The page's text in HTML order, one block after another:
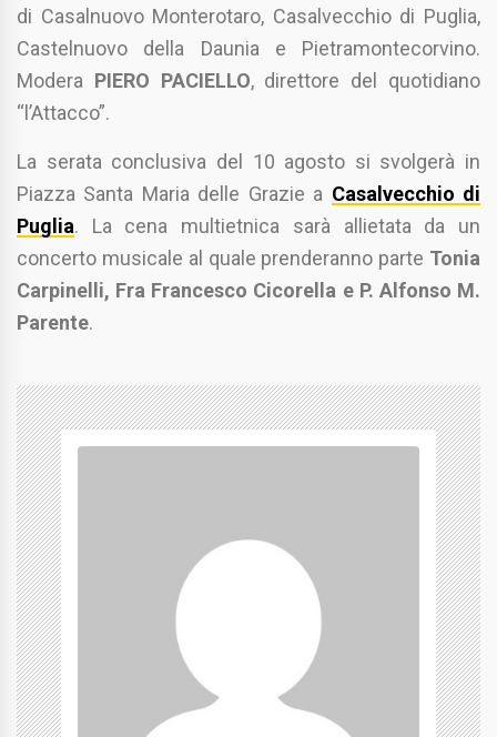
di Casalnuovo Monterotaro, Casalvecchio di Puglia,
Castelnuovo della Daunia e Pietramontecorvino.
Modera PIERO PACIELLO, direttore del quotidiano
“l’Attacco”.
La serata conclusiva del 10 agosto si svolgerà in
Piazza Santa Maria delle Grazie a Casalvecchio di
Puglia. La cena multietnica sarà allietata da un
concerto musicale al quale prenderanno parte Tonia
Carpinelli, Fra Francesco Cicorella e P. Alfonso M.
Parente.